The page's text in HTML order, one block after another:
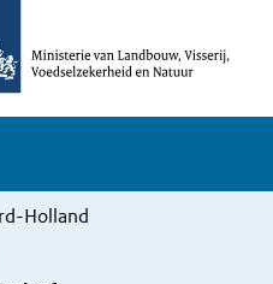
Holland